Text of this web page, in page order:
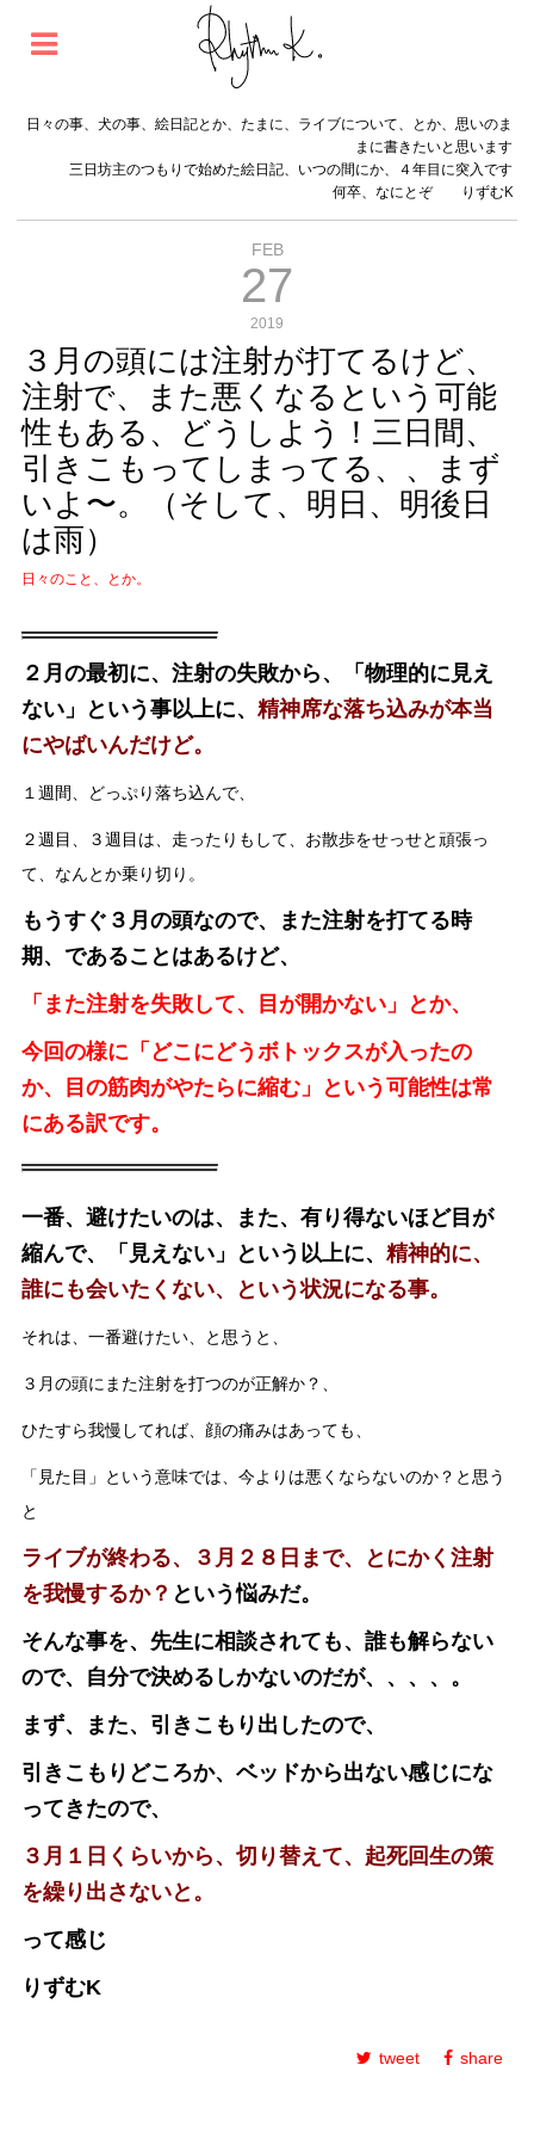
日々の事、犬の事、絵日記とか、たまに、ライブについて、とか、思いのま
まに書きたいと思います
三日坊主のつもりで始めた絵日記、いつの間にか、４年目に突入です
何卒、なにとぞ りずむK
FEB
27
2019
３月の頭には注射が打てるけど、
注射で、また悪くなるという可能
性もある、どうしよう！三日間、
引きこもってしまってる、、まず
いよ〜。（そして、明日、明後日
は雨）
日々のこと、とか。
２月の最初に、注射の失敗から、「物理的に見え
ない」という事以上に、 精神席な落ち込みが本当
にやばいんだけど。
１週間、どっぷり落ち込んで、
２週目、３週目は、走ったりもして、お散歩をせっせと頑張っ
て、なんとか乗り切り。
もうすぐ３月の頭なので、また注射を打てる時
期、であることはあるけど、
「また注射を失敗して、目が開かない」とか、
今回の様に「どこにどうボトックスが入ったの
か、目の筋肉がやたらに縮む」という可能性は常
にある訳です。
一番、避けたいのは、また、有り得ないほど目が
縮んで、「見えない」という以上に、 精神的に、
誰にも会いたくない、という状況になる事。
それは、一番避けたい、と思うと、
３月の頭にまた注射を打つのが正解か？、
ひたすら我慢してれば、顔の痛みはあっても、
「見た目」という意味では、今よりは悪くならないのか？と思う
と
ライブが終わる、３月２８日まで、とにかく注射
を我慢するか？ という悩みだ。
そんな事を、先生に相談されても、誰も解らない
ので、自分で決めるしかないのだが、、、、。
まず、また、引きこもり出したので、
引きこもりどころか、ベッドから出ない感じにな
ってきたので、
３月１日くらいから、切り替えて、起死回生の策
を繰り出さないと。
って感じ
りずむK
tweet share